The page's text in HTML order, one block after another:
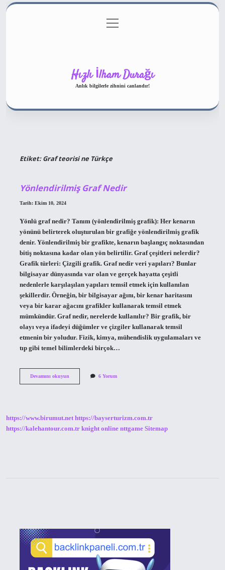
Gizlilik Politikası
menüyü
aç
Hızlı İlham Durağı
Anlık bilgilerle zihnini canlandır!
Etiket:Graf teorisi ne Türkçe
Yönlendirilmiş Graf Nedir
Tarih: Ekim 10, 2024
Yönlü graf nedir? Tanım (yönlendirilmiş grafik): Her kenarın
yönünü belirterek oluşturulan bir grafiğe yönlendirilmiş grafik
denir. Yönlendirilmiş bir grafikte, kenarın başlangıç ​​noktasından
bitiş noktasına kadar olan yön belirtilir. Graf çeşitleri nelerdir?
Grafik türleri: Çizgili grafik. Graf nedir veri yapıları? Bunlar
bilgisayar dünyasında var olan ve gerçek hayatta çeşitli
nedenlerle karşılaşılan yapıları temsil etmek için kullanılan
şekillerdir. Örneğin, bir bilgisayar ağını, bir kenar haritasını
veya bir karar ağacını grafikler kullanarak temsil etmek
mümkündür. Graf nedir, nerelerde kullanılır? Bir grafik, bir
olayı veya ifadeyi düğümler ve çizgiler kullanarak temsil
etmenin bir yoludur. Fizik, kimya, mühendislik uygulamaları ve
tıp gibi temel bilimlerdeki birçok…
Devamını okuyunYönlendirilmiş6 Yorum
https://www.birumut.net https://bayserturizm.com.tr
https://kalehantour.com.tr knight online nttgame Sitemap